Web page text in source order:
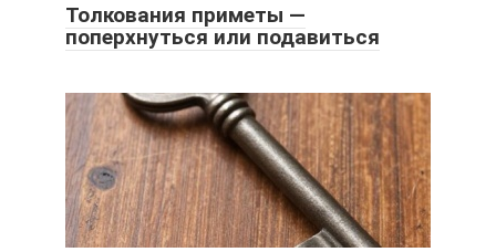
Толкования приметы —
поперхнуться или подавиться